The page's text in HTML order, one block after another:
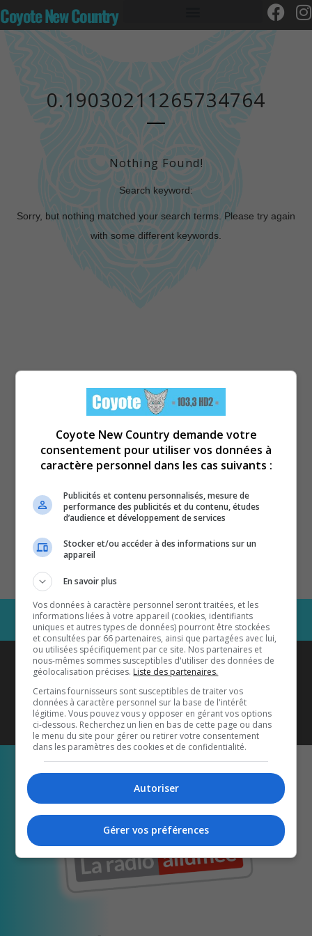
Coyote New Country
0.19030211265734764
Nothing Found!
Search keyword:
Sorry, but nothing matched your search terms. Please try again
with some different keywords.
Coyote New Countryest diffusé
également sur1033 HD2
Écoutez-nous aussi sur…
Coyote New Country demande votre
consentement pour utiliser vos données à
caractère personnel dans les cas suivants :
Publicités et contenu personnalisés, mesure de
performance des publicités et du contenu, études
d’audience et développement de services
Stocker et/ou accéder à des informations sur un
appareil
En savoir plus
Vos données à caractère personnel seront traitées, et les
informations liées à votre appareil (cookies, identifiants
uniques et autres types de données) pourront être stockées
et consultées par 66 partenaires, ainsi que partagées avec lui,
ou utilisées spécifiquement par ce site. Nos partenaires et
nous-mêmes sommes susceptibles d'utiliser des données de
géolocalisation précises. Liste des partenaires.
Certains fournisseurs sont susceptibles de traiter vos
données à caractère personnel sur la base de l'intérêt
légitime. Vous pouvez vous y opposer en gérant vos options
ci-dessous. Recherchez un lien en bas de cette page ou dans
le menu du site pour gérer ou retirer votre consentement
dans les paramètres des cookies et de confidentialité.
Autoriser
Gérer vos préférences